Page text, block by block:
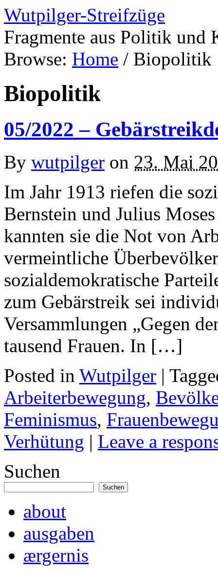
Wutpilger-Streifzüge
Fragmente aus Politik und
Browse: Home / Biopolitik
Biopolitik
05/2022 –
By wutpilger on 23. Mai
Im Jahr 1913 riefen die
Bernstein und Julius
kannten sie die Not von
vermeintliche
sozialdemokratische
zum Gebärstreik sei
Versammlungen „Gegen
tausend Frauen. In […]
Posted in Wutpilger |
Arbeiterbewegung,
Feminismus,
Verhütung | Leave a
Suchen
Suchen
about
ausgaben
ærgernis